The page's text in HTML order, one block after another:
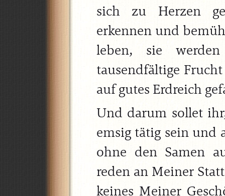
sich zu Herzen
erkennen und
leben, sie
tausendfältige
auf gutes Erdreich
Und darum sollet
emsig tätig sein und
ohne den Samen
reden an Meiner
keines Meiner